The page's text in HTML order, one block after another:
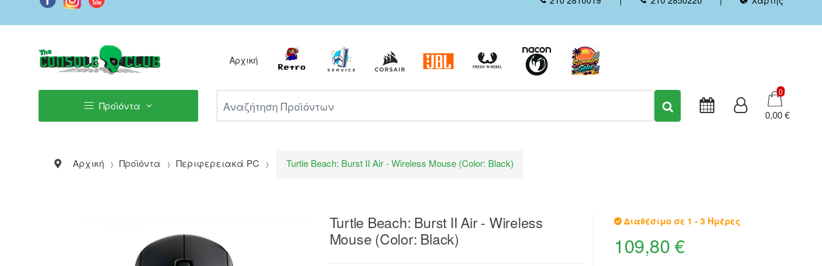
Αρχική
Προϊόντα
Καλάθι
0
0,00 €
Αρχική Προϊόντα Περιφερειακά PC Turtle Beach: Burst II Air - Wireless Mouse (Color: Black)
Turtle Beach: Burst II Air - Wireless
Mouse (Color: Black)
Διαθέσιμο σε 1 - 3 Ημέρες
109,80 €